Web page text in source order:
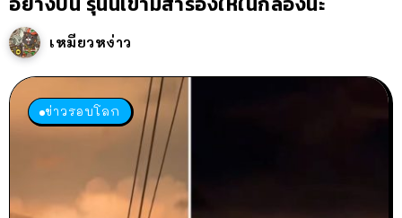
เหมียวหง่าว
ข่าวรอบโลก